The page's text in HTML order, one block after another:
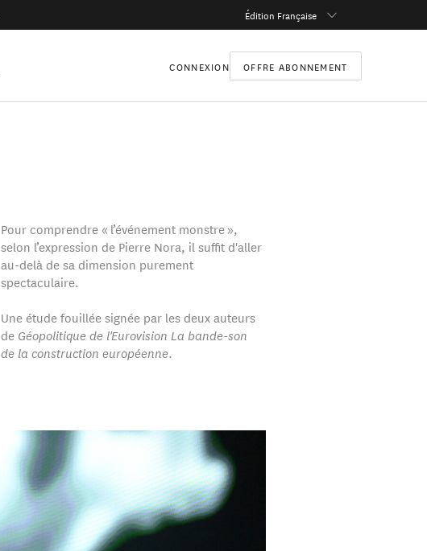
Édition Française
CONNEXION OFFRE ABONNEMENT
Pour comprendre « l’événement monstre »,
selon l’expression de Pierre Nora, il suffit d'aller
au-delà de sa dimension purement
spectaculaire.
Une étude fouillée signée par les deux auteurs
de Géopolitique de l'Eurovision La bande-son
de la construction européenne.